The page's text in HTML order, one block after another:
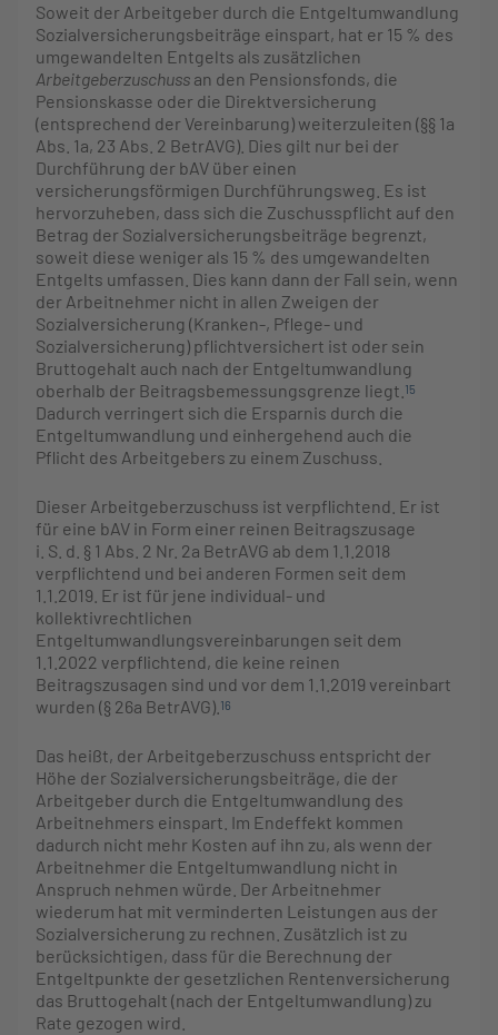
Soweit der Arbeitgeber durch die Entgeltumwandlung
Sozialversicherungsbeiträge einspart, hat er 15 % des
umgewandelten Entgelts als zusätzlichen
Arbeitgeberzuschuss an den Pensionsfonds, die
Pensionskasse oder die Direktversicherung
(entsprechend der Vereinbarung) weiterzuleiten (§§ 1a
Abs. 1a, 23 Abs. 2 BetrAVG). Dies gilt nur bei der
Durchführung der bAV über einen
versicherungsförmigen Durchführungsweg. Es ist
hervorzuheben, dass sich die Zuschusspflicht auf den
Betrag der Sozialversicherungsbeiträge begrenzt,
soweit diese weniger als 15 % des umgewandelten
Entgelts umfassen. Dies kann dann der Fall sein, wenn
der Arbeitnehmer nicht in allen Zweigen der
Sozialversicherung (Kranken-, Pflege- und
Sozialversicherung) pflichtversichert ist oder sein
Bruttogehalt auch nach der Entgeltumwandlung
oberhalb der Beitragsbemessungsgrenze liegt. 15
Dadurch verringert sich die Ersparnis durch die
Entgeltumwandlung und einhergehend auch die
Pflicht des Arbeitgebers zu einem Zuschuss.
Dieser Arbeitgeberzuschuss ist verpflichtend. Er ist
für eine bAV in Form einer reinen Beitragszusage
i. S. d. § 1 Abs. 2 Nr. 2a BetrAVG ab dem 1.1.2018
verpflichtend und bei anderen Formen seit dem
1.1.2019. Er ist für jene individual- und
kollektivrechtlichen
Entgeltumwandlungsvereinbarungen seit dem
1.1.2022 verpflichtend, die keine reinen
Beitragszusagen sind und vor dem 1.1.2019 vereinbart
wurden (§ 26a BetrAVG). 16
Das heißt, der Arbeitgeberzuschuss entspricht der
Höhe der Sozialversicherungsbeiträge, die der
Arbeitgeber durch die Entgeltumwandlung des
Arbeitnehmers einspart. Im Endeffekt kommen
dadurch nicht mehr Kosten auf ihn zu, als wenn der
Arbeitnehmer die Entgeltumwandlung nicht in
Anspruch nehmen würde. Der Arbeitnehmer
wiederum hat mit verminderten Leistungen aus der
Sozialversicherung zu rechnen. Zusätzlich ist zu
berücksichtigen, dass für die Berechnung der
Entgeltpunkte der gesetzlichen Rentenversicherung
das Bruttogehalt (nach der Entgeltumwandlung) zu
Rate gezogen wird.